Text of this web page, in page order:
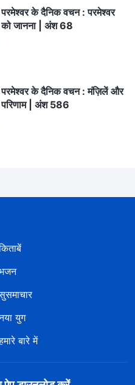
परमेश्वर के दैनिक वचन : परमेश्वर
को जानना | अंश 68
परमेश्वर के दैनिक वचन : मंज़िलें और
परिणाम | अंश 586
युग
बारे में